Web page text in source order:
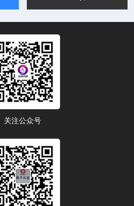
关注公众号